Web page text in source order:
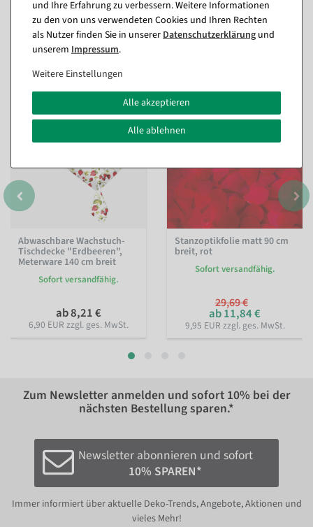
Passende Artikel zu diesem Produkt
Abwaschbare Wachstuch-
Tischdecke "Erdbeeren",
Meterware 140 cm breit
Sofort versandfähig.
ab 8,21 €
6,90 EUR zzgl. ges. MwSt.
%
Stanzoptikfolie matt 90 cm
breit, rot
Sofort versandfähig.
29,69 €
ab 11,84 €
9,95 EUR zzgl. ges. MwSt.
Zum Newsletter anmelden und sofort 10% bei der
nächsten Bestellung sparen.*
Newsletter abonnieren und sofort
10% SPAREN*
Immer informiert über aktuelle Deko-Trends, Angebote, Aktionen und
vieles Mehr!
und Ihre Erfahrung zu verbessern. Weitere Informationen
zu den von uns verwendeten Cookies und Ihren Rechten
als Nutzer finden Sie in unsererDaten­schutz­erklärung und
unserem Impressum.
Weitere Einstellungen
Alle akzeptieren
Alle ablehnen